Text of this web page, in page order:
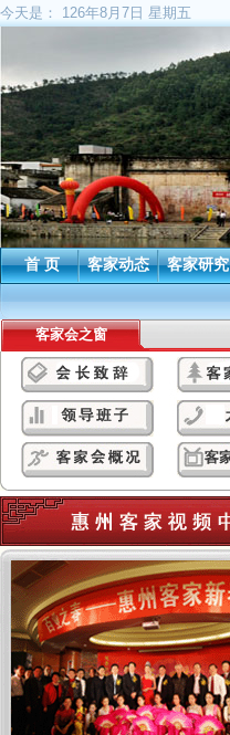
今天是： 126年8月7日 星期五
首 页 客家动态 客家研究
客家会之窗